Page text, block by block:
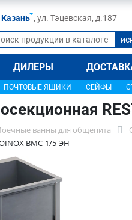
Казань , ул. Тэцевская, д.187
ДИЛЕРЫ
ПОЧТОВЫЕ ЯЩИКИ СЕЙФЫ
ванны для общепита
ВМС-1/5-ЭН